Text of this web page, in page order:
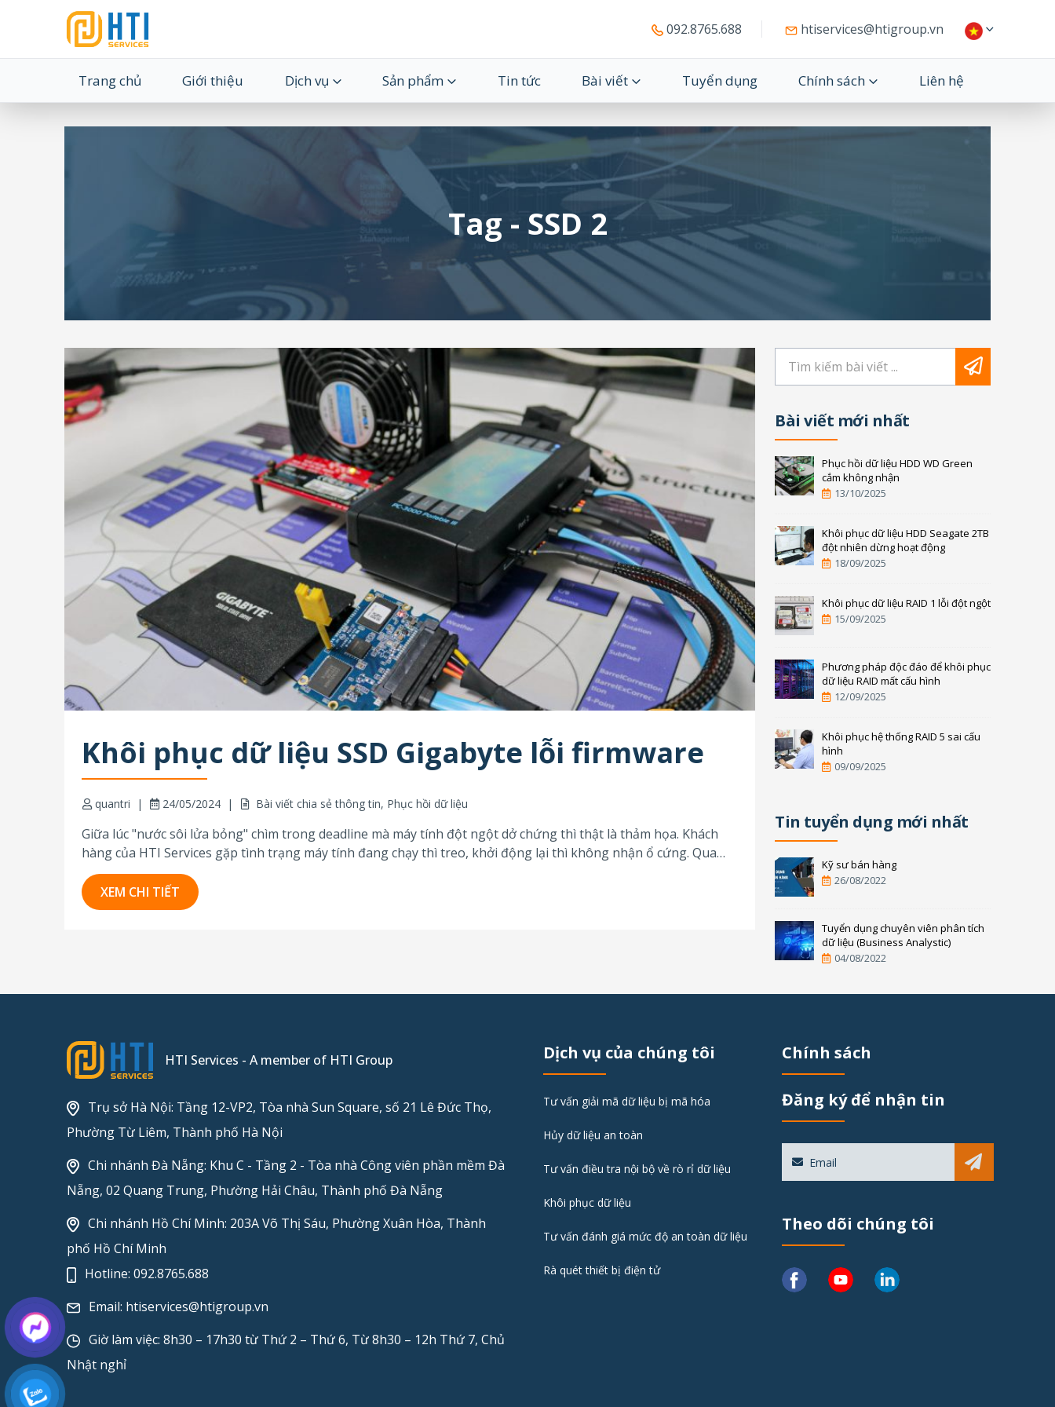
092.8765.688 htiservices@htigroup.vn
Trang chủ Giới thiệu Dịch vụ Sản phẩm Tin tức Bài viết Tuyển dụng Chính sách Liên hệ
Tag - SSD 2
Khôi phục dữ liệu SSD Gigabyte lỗi firmware
quantri 24/05/2024 Bài viết chia sẻ thông tin, Phục hồi dữ liệu
Giữa lúc "nước sôi lửa bỏng" chìm trong deadline mà máy tính đột ngột dở chứng thì thật là thảm họa. Khách
hàng của HTI Services gặp tình trạng máy tính đang chạy thì treo, khởi động lại thì không nhận ổ cứng. Qua
kiểm tra, kỹ thuật viên...
XEM CHI TIẾT
Bài viết mới nhất
Phục hồi dữ liệu HDD WD Green
cắm không nhận
13/10/2025
Khôi phục dữ liệu HDD Seagate 2TB
đột nhiên dừng hoạt động
18/09/2025
Khôi phục dữ liệu RAID 1 lỗi đột ngột
15/09/2025
Phương pháp độc đáo để khôi phục
dữ liệu RAID mất cấu hình
12/09/2025
Khôi phục hệ thống RAID 5 sai cấu
hình
09/09/2025
Tin tuyển dụng mới nhất
Kỹ sư bán hàng
26/08/2022
Tuyển dụng chuyên viên phân tích
dữ liệu (Business Analystic)
04/08/2022
HTI Services - A member of HTI Group
Trụ sở Hà Nội: Tầng 12-VP2, Tòa nhà Sun Square, số 21 Lê Đức Thọ,
Phường Từ Liêm, Thành phố Hà Nội
Chi nhánh Đà Nẵng: Khu C - Tầng 2 - Tòa nhà Công viên phần mềm Đà
Nẵng, 02 Quang Trung, Phường Hải Châu, Thành phố Đà Nẵng
Chi nhánh Hồ Chí Minh: 203A Võ Thị Sáu, Phường Xuân Hòa, Thành
phố Hồ Chí Minh
Hotline:092.8765.688
Email: htiservices@htigroup.vn
Giờ làm việc: 8h30 – 17h30 từ Thứ 2 – Thứ 6, Từ 8h30 – 12h Thứ 7, Chủ
Nhật nghỉ
Dịch vụ của chúng tôi
Tư vấn giải mã dữ liệu bị mã hóa
Hủy dữ liệu an toàn
Tư vấn điều tra nội bộ về rò rỉ dữ liệu
Khôi phục dữ liệu
Tư vấn đánh giá mức độ an toàn dữ liệu
Rà quét thiết bị điện tử
Chính sách
Đăng ký để nhận tin
Sub
Theo dõi chúng tôi